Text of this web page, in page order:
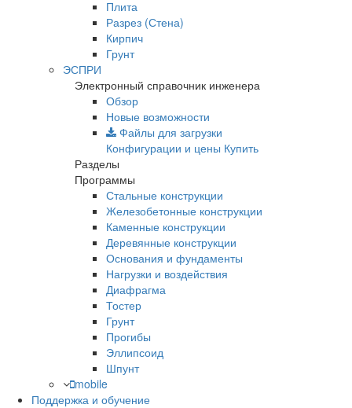
Плита
Разрез (Стена)
Кирпич
Грунт
ЭСПРИ
Электронный справочник инженера
Обзор
Новые возможности
Файлы для загрузки
Конфигурации и цены Купить
Разделы
Программы
Стальные конструкции
Железобетонные конструкции
Каменные конструкции
Деревянные конструкции
Основания и фундаменты
Нагрузки и воздействия
Диафрагма
Тостер
Грунт
Прогибы
Эллипсоид
Шпунт
mobile
Поддержка и обучение